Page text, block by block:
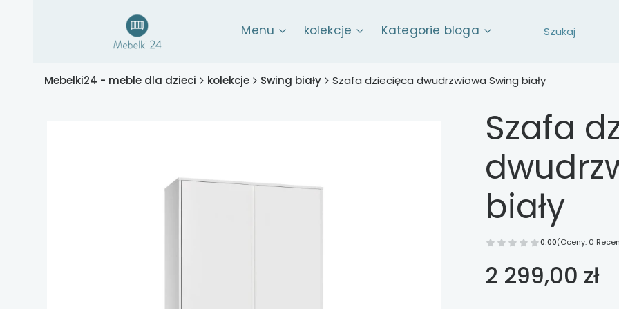
Menu kolekcje Kategorie bloga
Mebelki24 - meble dla dzieci kolekcje Swing biały Szafa dziecięca dwudrzwiowa Swing biały
Szafa
biały
0.00(Oceny: 0
Cena
2 299,00 zł